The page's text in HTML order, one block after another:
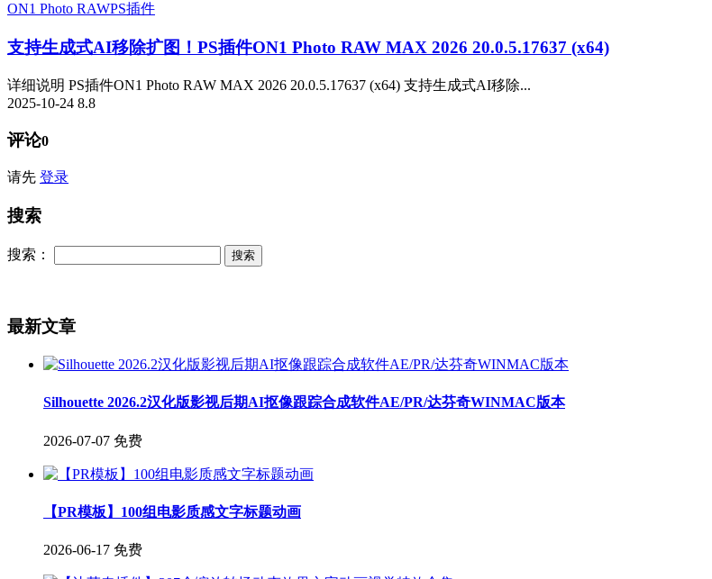
ON1 Photo RAWPS插件
支持生成式AI移除扩图！PS插件ON1 Photo RAW MAX 2026 20.0.5.17637 (x64)
详细说明 PS插件ON1 Photo RAW MAX 2026 20.0.5.17637 (x64) 支持生成式AI移除...
2025-10-24 8.8
评论0
请先 登录
搜索
搜索：
最新文章
Silhouette 2026.2汉化版影视后期AI抠像跟踪合成软件AE/PR/达芬奇WINMAC版本
2026-07-07 免费
【PR模板】100组电影质感文字标题动画
2026-06-17 免费